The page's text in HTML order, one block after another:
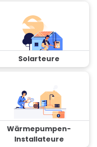
Solarteure
Wärmepumpen-
Installateure